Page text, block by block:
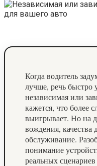
Когда водитель
лучше, речь быстро
независимая или
кажется, что более
выигрывает. Но на
вождения, качества
обслуживание.
понимание
реальных